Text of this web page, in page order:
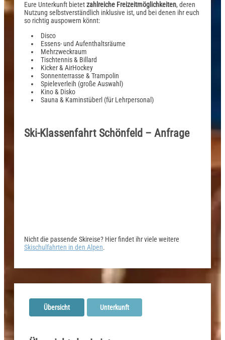
Eure Unterkunft bietetzahlreiche Freizeitmöglichkeiten, deren
Nutzung selbstverständlich inklusive ist, und bei denen ihr euch
so richtig auspowern könnt:
Disco
Essens- und Aufenthaltsräume
Mehrzweckraum
Tischtennis & Billard
Kicker & AirHockey
Sonnenterrasse & Trampolin
Spieleverleih (große Auswahl)
Kino & Disko
Sauna & Kaminstüberl (für Lehrpersonal)
Ski-Klassenfahrt Schönfeld – Anfrage
Nicht die passende Skireise? Hier findet ihr viele weitere
Skischulfahrten in den Alpen.
Übersicht Unterkunft